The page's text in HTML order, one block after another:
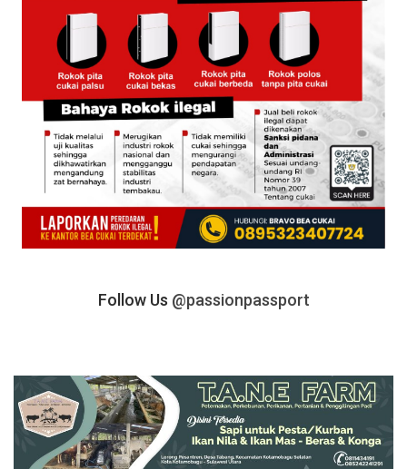
Follow Us @passionpassport